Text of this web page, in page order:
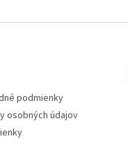
podmienky
osobných údajov